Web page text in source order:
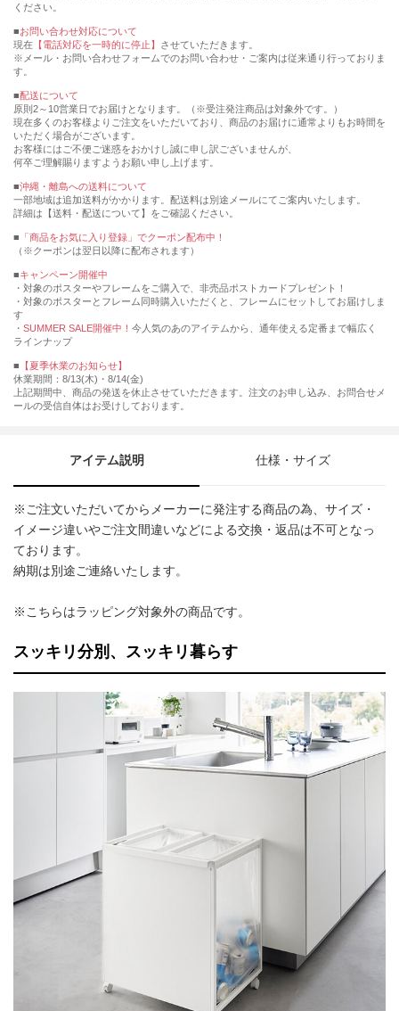
ください。
■お問い合わせ対応について
現在 【電話対応を一時的に停止】 させていただきます。
※メール・お問い合わせフォームでのお問い合わせ・ご案内は従来通り行っておりま
す。
■配送について
原則2～10営業日でお届けとなります。（※受注発注商品は対象外です。）
現在多くのお客様よりご注文をいただいており、商品のお届けに通常よりもお時間を
いただく場合がございます。
お客様にはご不便ご迷惑をおかけし誠に申し訳ございませんが、
何卒ご理解賜りますようお願い申し上げます。
■沖縄・離島への送料について
一部地域は追加送料がかかります。配送料は別途メールにてご案内いたします。
詳細は【送料・配送について】をご確認ください。
■ 「商品をお気に入り登録」でクーポン配布中！
（※クーポンは翌日以降に配布されます）
■キャンペーン開催中
・対象のポスターやフレームをご購入で、非売品ポストカードプレゼント！
・対象のポスターとフレーム同時購入いただくと、フレームにセットしてお届けしま
す
・ SUMMER SALE開催中！ 今人気のあのアイテムから、通年使える定番まで幅広く
ラインナップ
■ 【夏季休業のお知らせ】
休業期間：8/13(木)・8/14(金)
上記期間中、商品の発送を休止させていただきます。注文のお申し込み、お問合せメ
ールの受信自体はお受けしております。
アイテム説明 仕様・サイズ
※ご注文いただいてからメーカーに発注する商品の為、サイズ・
イメージ違いやご注文間違いなどによる交換・返品は不可となっ
ております。
納期は別途ご連絡いたします。
※こちらはラッピング対象外の商品です。
スッキリ分別、スッキリ暮らす